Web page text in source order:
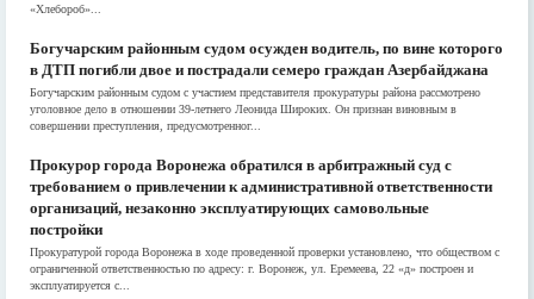
«Хлебороб»...
Богучарским районным судом осужден водитель, по вине которого
в ДТП погибли двое и пострадали семеро граждан Азербайджана
Богучарским районным судом с участием представителя прокуратуры района рассмотрено
уголовное дело в отношении 39-летнего Леонида Широких. Он признан виновным в
совершении преступления, предусмотренног...
Прокурор города Воронежа обратился в арбитражный суд с
требованием о привлечении к административной ответственности
организаций, незаконно эксплуатирующих самовольные
постройки
Прокуратурой города Воронежа в ходе проведенной проверки установлено, что обществом с
ограниченной ответственностью по адресу: г. Воронеж, ул. Еремеева, 22 «д» построен и
эксплуатируется с...